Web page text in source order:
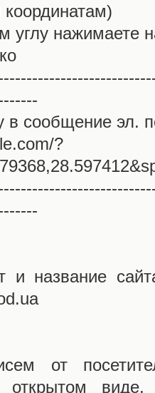
углу нажимаете
в сообщение эл.
?
и название
от
открытом